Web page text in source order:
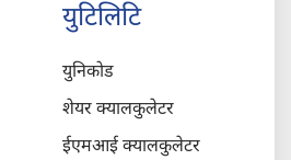
युटिलिटि
युनिकोड
शेयर क्यालकुलेटर
ईएमआई क्यालकुलेटर